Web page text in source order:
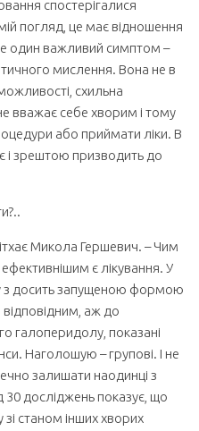
спостерігалися
погляд, це має відношення
один важливий симптом –
мислення. Вона не в
схильна
вважає себе хворим і тому
або приймати ліки. В
і зрештою призводить до
Микола Гершевич. – Чим
є лікування. У
з досить запущеною формою
аж до
галоперидолу, показані
Наголошую – групові. І не
залишати наодинці з
30 досліджень показує, що
станом інших хворих